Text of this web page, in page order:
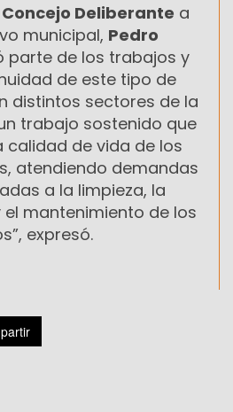
Concejo Deliberante a
municipal, Pedro
parte de los trabajos y
de este tipo de
distintos sectores de la
trabajo sostenido que
calidad de vida de los
atendiendo demandas
a la limpieza, la
mantenimiento de los
expresó.